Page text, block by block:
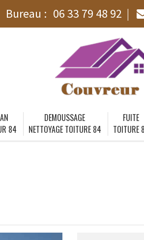
Bureau : 06 33 79 48 92
84
DEMOUSSAGE
NETTOYAGE TOITURE 84
FUITE
TOITURE